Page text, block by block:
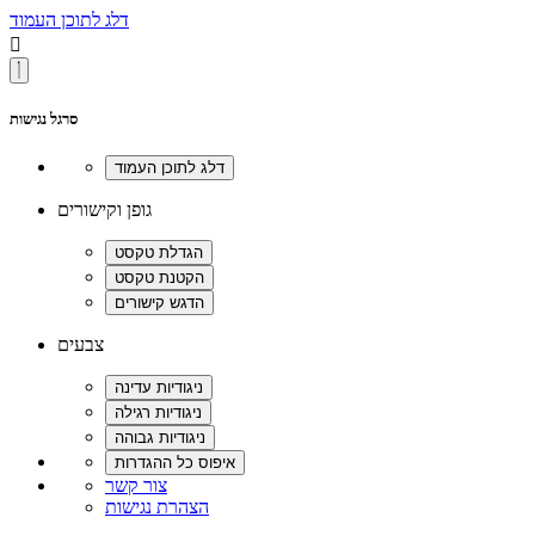
דלג לתוכן העמוד

סרגל נגישות
גופן וקישורים
צבעים
צור קשר
הצהרת נגישות